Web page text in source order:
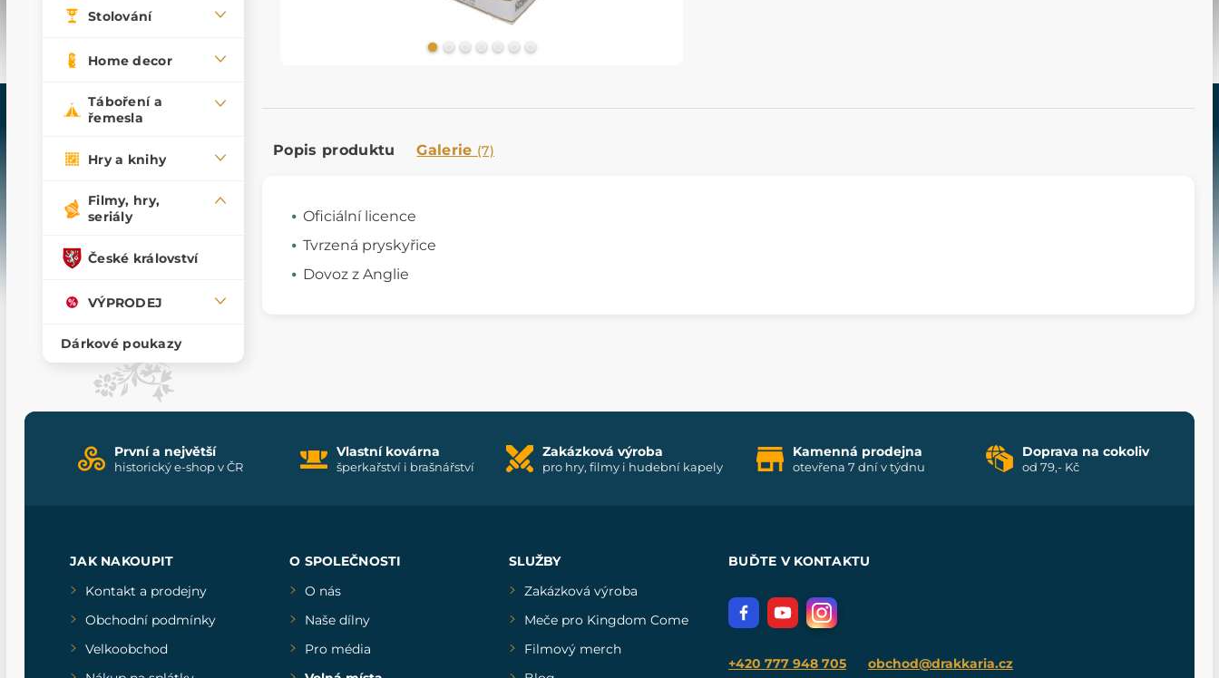
Stolování
Home decor
Táboření a
řemesla
Hry a knihy
Filmy, hry,
seriály
České království
VÝPRODEJ
Dárkové poukazy
Popis produktu Galerie (7)
Oficiální licence
Tvrzená pryskyřice
Dovoz z Anglie
První a největší
historický e-shop v ČR
Vlastní kovárna
šperkařství i brašnářství
Zakázková výroba
pro hry, filmy i hudební kapely
Kamenná prodejna
otevřena 7 dní v týdnu
Doprava na cokoliv
od 79,- Kč
JAK NAKOUPIT
Kontakt a prodejny
Obchodní podmínky
Velkoobchod
O SPOLEČNOSTI
O nás
Naše dílny
Pro média
SLUŽBY
Zakázková výroba
Meče pro Kingdom Come
Filmový merch
BUĎTE V KONTAKTU
+420 777 948 705 obchod@drakkaria.cz